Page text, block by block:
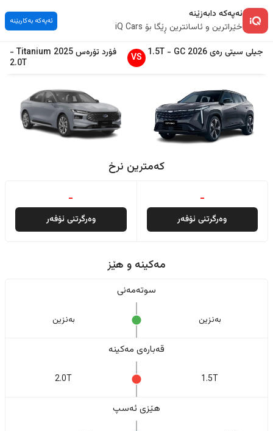
ئەپەکە دابەزێنە
خێراترین و ئاسانترین ڕێگا بۆ iQ Cars
ئەپەکە بەکاربێنە
جیلی سیتی رەی2026
GC
-
1.5T
VS فۆردتۆرەس2025
Titanium
-
2.0T
کەمترین نرخ
-
وەرگرتنی ئۆفەر
-
وەرگرتنی ئۆفەر
مەکینە و هێز
سوتەمەنی
بەنزین بەنزین
قەبارەی مەکینە
1.5T
2.0T
هێزی ئەسپ